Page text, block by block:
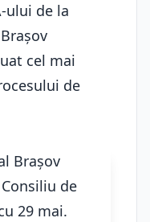
ului de la
cel mai
de